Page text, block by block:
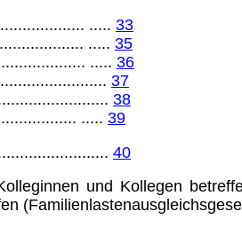
..... 33
..... 35
..... 36
37
38
..... 39
40
und Kollegen